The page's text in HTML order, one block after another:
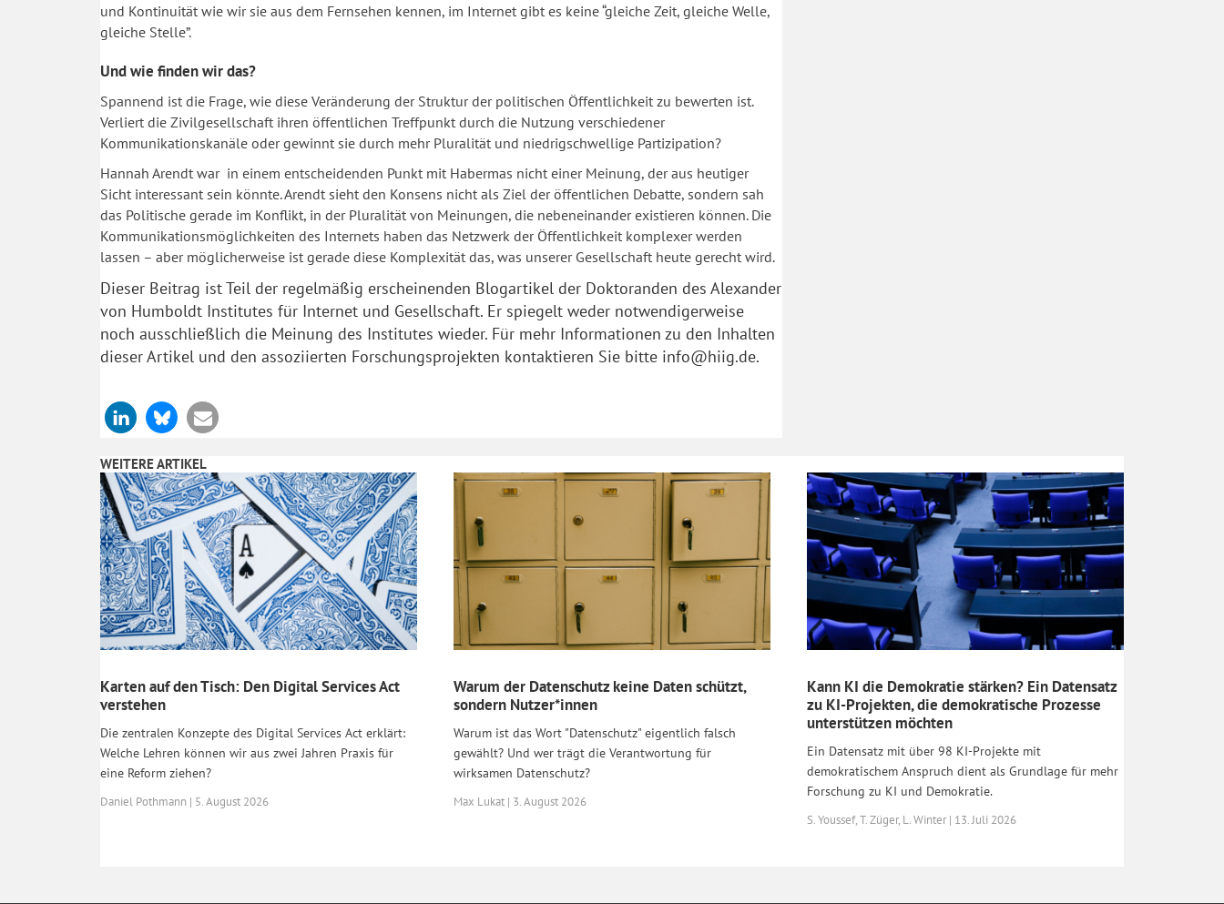
und Kontinuität wie wir sie aus dem Fernsehen kennen, im Internet gibt es keine “gleiche Zeit, gleiche Welle,
gleiche Stelle”.
Und wie finden wir das?
Spannend ist die Frage, wie diese Veränderung der Struktur der politischen Öffentlichkeit zu bewerten ist.
Verliert die Zivilgesellschaft ihren öffentlichen Treffpunkt durch die Nutzung verschiedener
Kommunikationskanäle oder gewinnt sie durch mehr Pluralität und niedrigschwellige Partizipation?
Hannah Arendt war in einem entscheidenden Punkt mit Habermas nicht einer Meinung, der aus heutiger
Sicht interessant sein könnte. Arendt sieht den Konsens nicht als Ziel der öffentlichen Debatte, sondern sah
das Politische gerade im Konflikt, in der Pluralität von Meinungen, die nebeneinander existieren können. Die
Kommunikationsmöglichkeiten des Internets haben das Netzwerk der Öffentlichkeit komplexer werden
lassen – aber möglicherweise ist gerade diese Komplexität das, was unserer Gesellschaft heute gerecht wird.
Dieser Beitrag ist Teil der regelmäßig erscheinenden Blogartikel der Doktoranden des Alexander
von Humboldt Institutes für Internet und Gesellschaft. Er spiegelt weder notwendigerweise
noch ausschließlich die Meinung des Institutes wieder. Für mehr Informationen zu den Inhalten
dieser Artikel und den assoziierten Forschungsprojekten kontaktieren Sie bitte info@hiig.de.
WEITERE ARTIKEL
Karten auf den Tisch: Den Digital Services Act
verstehen
Die zentralen Konzepte des Digital Services Act erklärt:
Welche Lehren können wir aus zwei Jahren Praxis für
eine Reform ziehen?
Daniel Pothmann | 5. August 2026
Warum der Datenschutz keine Daten schützt,
sondern Nutzer*innen
Warum ist das Wort "Datenschutz" eigentlich falsch
gewählt? Und wer trägt die Verantwortung für
wirksamen Datenschutz?
Max Lukat | 3. August 2026
Kann KI die Demokratie stärken? Ein Datensatz
zu KI-Projekten, die demokratische Prozesse
unterstützen möchten
Ein Datensatz mit über 98 KI-Projekte mit
demokratischem Anspruch dient als Grundlage für mehr
Forschung zu KI und Demokratie.
S. Youssef, T. Züger, L. Winter | 13. Juli 2026